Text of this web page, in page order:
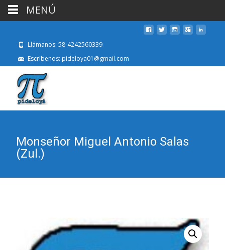
Llámanos: 58-4242560339
Escríbenos: pideloya01@gmail.com
Monseñor Miguel Antonio Salas
(Zul.)
MENÚ